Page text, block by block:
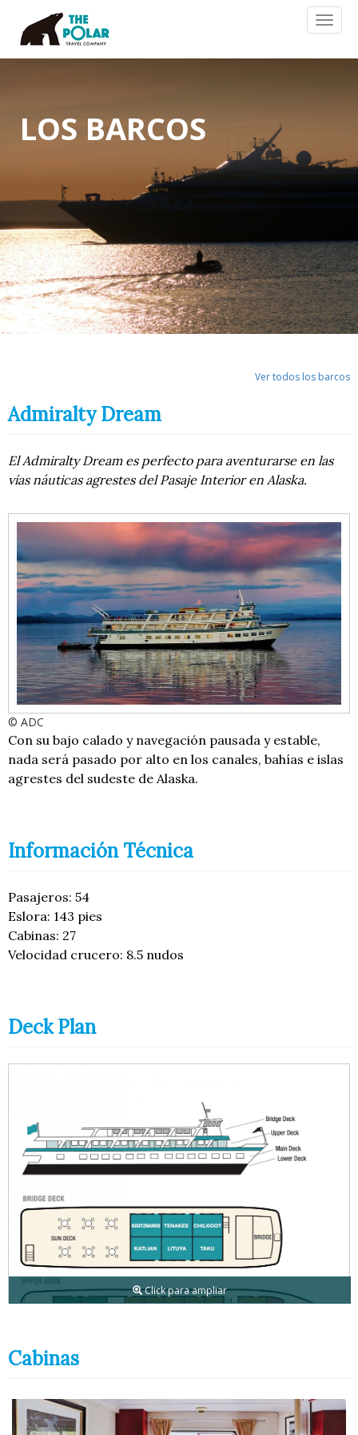
LOS BARCOS
Ver todos los barcos
Admiralty Dream
El Admiralty Dream es perfecto para aventurarse en las
vías náuticas agrestes del Pasaje Interior en Alaska.
© ADC
Con su bajo calado y navegación pausada y estable,
nada será pasado por alto en los canales, bahías e islas
agrestes del sudeste de Alaska.
Información Técnica
Pasajeros: 54
Eslora: 143 pies
Cabinas: 27
Velocidad crucero: 8.5 nudos
Deck Plan
Click para ampliar
Cabinas